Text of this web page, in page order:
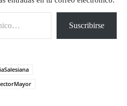
Suscribirse